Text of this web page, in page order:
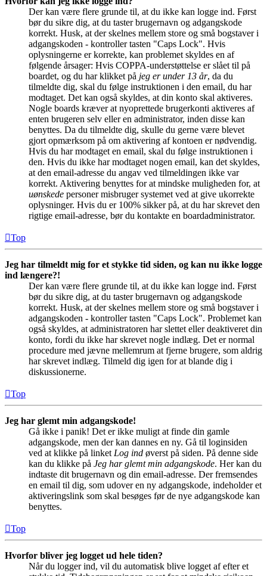
Der kan være flere grunde til, at du ikke kan logge ind. Først
bør du sikre dig, at du taster brugernavn og adgangskode
korrekt. Husk, at der skelnes mellem store og små bogstaver i
adgangskoden - kontroller tasten "Caps Lock". Hvis
oplysningerne er korrekte, kan problemet skyldes en af
følgende årsager: Hvis COPPA-understøttelse er slået til på
boardet, og du har klikket på jeg er under 13 år, da du
tilmeldte dig, skal du følge instruktionen i den email, du har
modtaget. Det kan også skyldes, at din konto skal aktiveres.
Nogle boards kræver at nyoprettede brugerkonti aktiveres af
enten brugeren selv eller en administrator, inden disse kan
benyttes. Da du tilmeldte dig, skulle du gerne være blevet
gjort opmærksom på om aktivering af kontoen er nødvendig.
Hvis du har modtaget en email, skal du følge instruktionen i
den. Hvis du ikke har modtaget nogen email, kan det skyldes,
at den email-adresse du angav ved tilmeldingen ikke var
korrekt. Aktivering benyttes for at mindske muligheden for, at
uønskede personer misbruger systemet ved at give ukorrekte
oplysninger. Hvis du er 100% sikker på, at du har skrevet den
rigtige email-adresse, bør du kontakte en boardadministrator.
Top
Jeg har tilmeldt mig for et stykke tid siden, og kan nu ikke logge
ind længere?!
Der kan være flere grunde til, at du ikke kan logge ind. Først
bør du sikre dig, at du taster brugernavn og adgangskode
korrekt. Husk, at der skelnes mellem store og små bogstaver i
adgangskoden - kontroller tasten "Caps Lock". Problemet kan
også skyldes, at administratoren har slettet eller deaktiveret din
konto, fordi du ikke har skrevet nogle indlæg. Det er normal
procedure med jævne mellemrum at fjerne brugere, som aldrig
har skrevet indlæg. Tilmeld dig igen for at blande dig i
diskussionerne.
Top
Jeg har glemt min adgangskode!
Gå ikke i panik! Det er ikke muligt at finde din gamle
adgangskode, men der kan dannes en ny. Gå til loginsiden
ved at klikke på linket Log ind øverst på siden. På denne side
kan du klikke på Jeg har glemt min adgangskode. Her kan du
indtaste dit brugernavn og din email-adresse. Der fremsendes
en email til dig, som udover en ny adgangskode, indeholder et
aktiveringslink som skal besøges før de nye adgangskode kan
benyttes.
Top
Hvorfor bliver jeg logget ud hele tiden?
Når du logger ind, vil du automatisk blive logget af efter et